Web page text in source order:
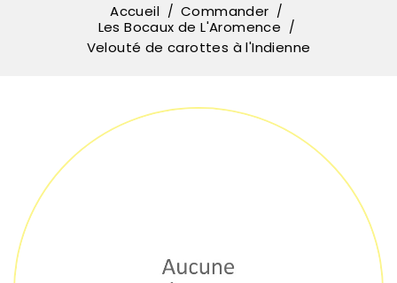
Accueil
Commander
Les Bocaux de L'Aromence
Velouté de carottes à l'Indienne